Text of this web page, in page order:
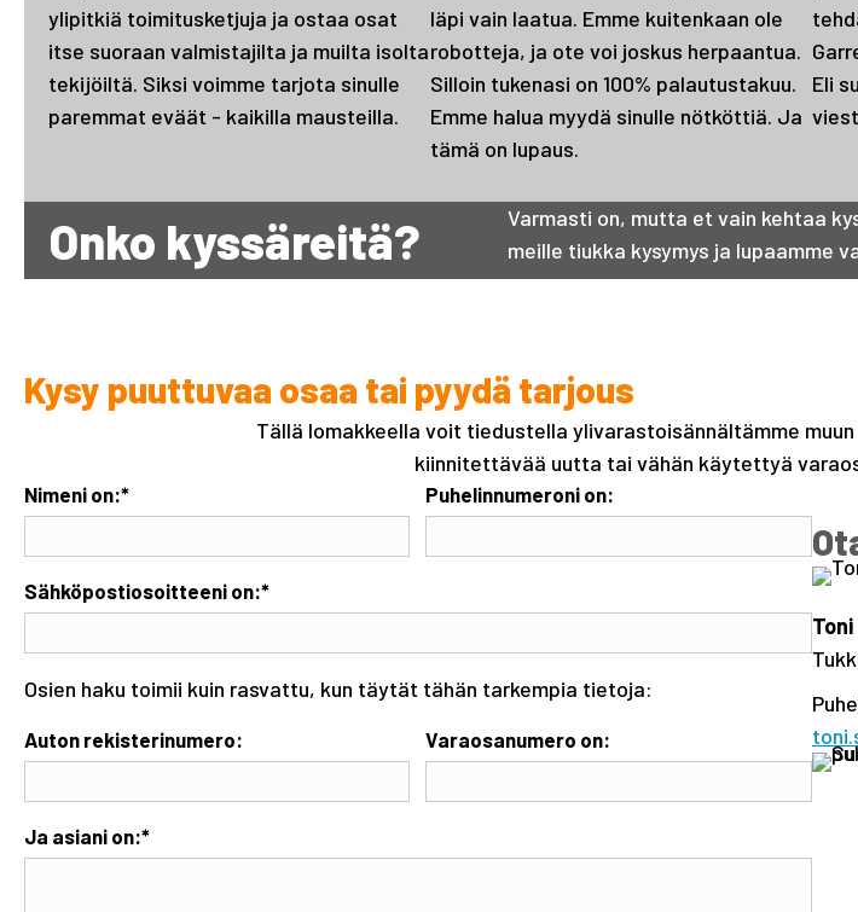
ylipitkiä toimitusketjuja ja ostaa osat
itse suoraan valmistajilta ja muilta isolta
tekijöiltä. Siksi voimme tarjota sinulle
paremmat eväät - kaikilla mausteilla.
läpi vain laatua. Emme kuitenkaan ole
robotteja, ja ote voi joskus herpaantua.
Silloin tukenasi on 100% palautustakuu.
Emme halua myydä sinulle nötköttiä. Ja
tämä on lupaus.
Eli
Onko kyssäreitä?
Varmasti on, mutta et vain kehtaa
meille tiukka kysymys ja lupaamme
Kysy puuttuvaa osaa tai pyydä tarjous
Tällä lomakkeella voit tiedustella ylivarastoisännältämme
kiinnitettävää uutta tai vähän käytettyä
Nimeni on:* Puhelinnumeroni on:
Sähköpostiosoitteeni on:*
Osien haku toimii kuin rasvattu, kun täytät tähän tarkempia tietoja:
Auton rekisterinumero: Varaosanumero on:
Ja asiani on:*